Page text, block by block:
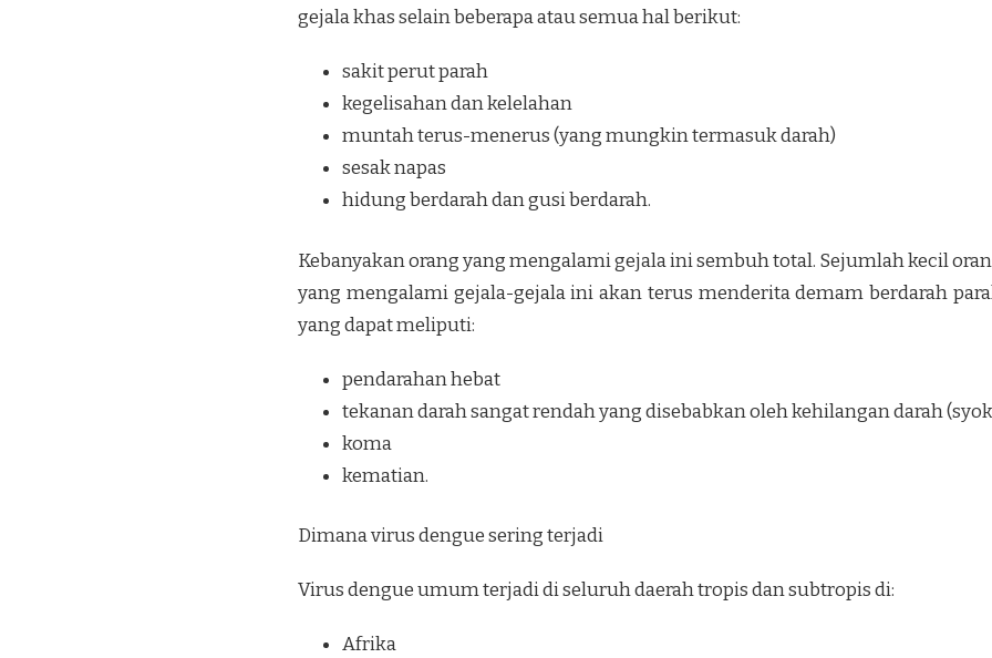
gejala khas selain beberapa atau semua hal berikut:
sakit perut parah
kegelisahan dan kelelahan
muntah terus-menerus (yang mungkin termasuk darah)
sesak napas
hidung berdarah dan gusi berdarah.
Kebanyakan orang yang mengalami gejala ini sembuh total. Sejumlah kecil
yang mengalami gejala-gejala ini akan terus menderita demam berdarah
yang dapat meliputi:
pendarahan hebat
tekanan darah sangat rendah yang disebabkan oleh kehilangan darah
koma
kematian.
Dimana virus dengue sering terjadi
Virus dengue umum terjadi di seluruh daerah tropis dan subtropis di:
Afrika